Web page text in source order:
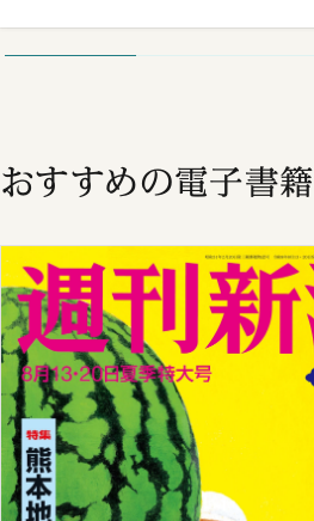
おすすめの電子書籍